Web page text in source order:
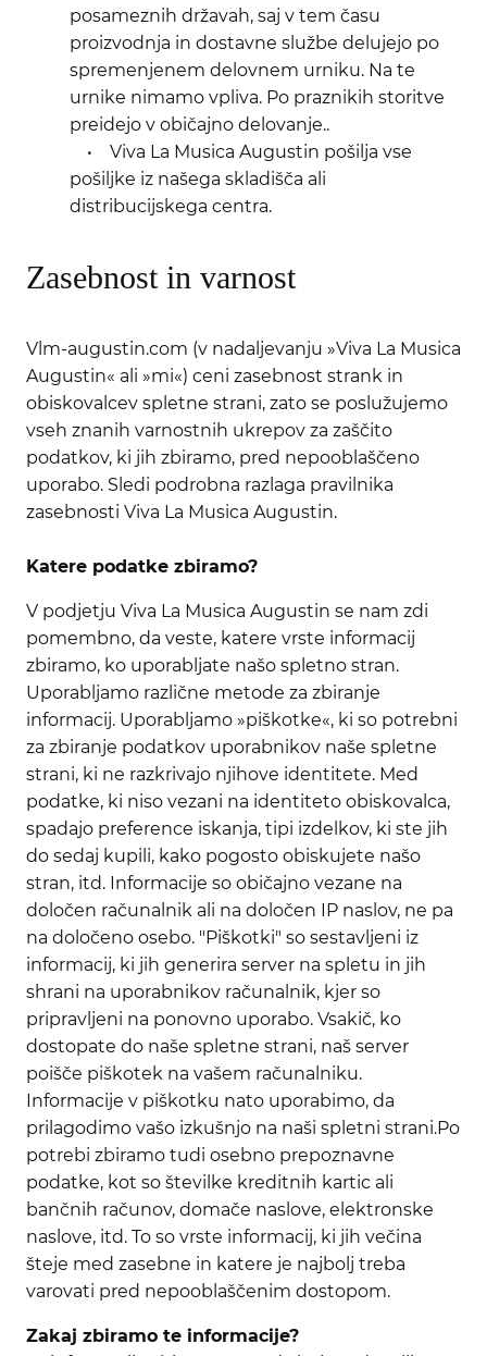
posameznih državah, saj v tem času
proizvodnja in dostavne službe delujejo po
spremenjenem delovnem urniku. Na te
urnike nimamo vpliva. Po praznikih storitve
preidejo v običajno delovanje..
• Viva La Musica Augustin pošilja vse
pošiljke iz našega skladišča ali
distribucijskega centra.
Zasebnost in varnost
Vlm-augustin.com (v nadaljevanju »Viva La Musica
Augustin« ali »mi«) ceni zasebnost strank in
obiskovalcev spletne strani, zato se poslužujemo
vseh znanih varnostnih ukrepov za zaščito
podatkov, ki jih zbiramo, pred nepooblaščeno
uporabo. Sledi podrobna razlaga pravilnika
zasebnosti Viva La Musica Augustin.
Katere podatke zbiramo?
V podjetju Viva La Musica Augustin se nam zdi
pomembno, da veste, katere vrste informacij
zbiramo, ko uporabljate našo spletno stran.
Uporabljamo različne metode za zbiranje
informacij. Uporabljamo »piškotke«, ki so potrebni
za zbiranje podatkov uporabnikov naše spletne
strani, ki ne razkrivajo njihove identitete. Med
podatke, ki niso vezani na identiteto obiskovalca,
spadajo preference iskanja, tipi izdelkov, ki ste jih
do sedaj kupili, kako pogosto obiskujete našo
stran, itd. Informacije so običajno vezane na
določen računalnik ali na določen IP naslov, ne pa
na določeno osebo. "Piškotki" so sestavljeni iz
informacij, ki jih generira server na spletu in jih
shrani na uporabnikov računalnik, kjer so
pripravljeni na ponovno uporabo. Vsakič, ko
dostopate do naše spletne strani, naš server
poišče piškotek na vašem računalniku.
Informacije v piškotku nato uporabimo, da
prilagodimo vašo izkušnjo na naši spletni strani.Po
potrebi zbiramo tudi osebno prepoznavne
podatke, kot so številke kreditnih kartic ali
bančnih računov, domače naslove, elektronske
naslove, itd. To so vrste informacij, ki jih večina
šteje med zasebne in katere je najbolj treba
varovati pred nepooblaščenim dostopom.
Zakaj zbiramo te informacije?